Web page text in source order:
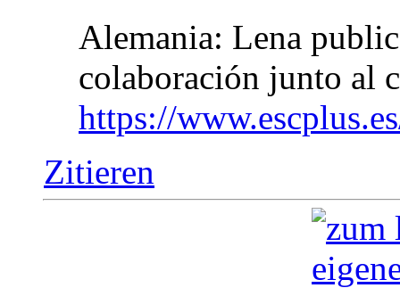
Alemania: Lena
colaboración junto al
https://
Zitieren